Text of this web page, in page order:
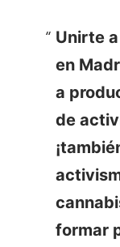
Unirte
en
a
de
formar